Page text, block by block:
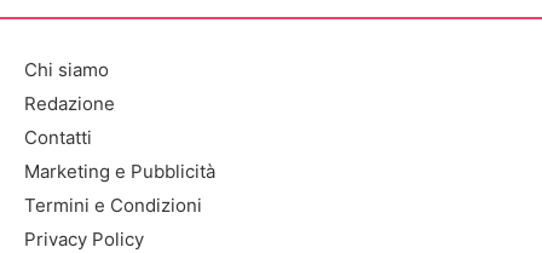
Chi siamo
Redazione
Contatti
Marketing e Pubblicità
Termini e Condizioni
Privacy Policy